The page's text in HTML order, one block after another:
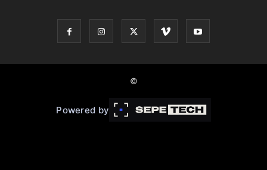
©
Powered by